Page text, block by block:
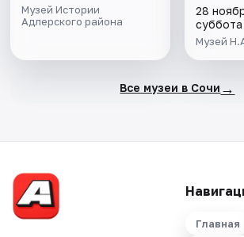
Музей Истории
Адлерского района
28
суббота
Музей
Все музеи в Сочи →
Главная